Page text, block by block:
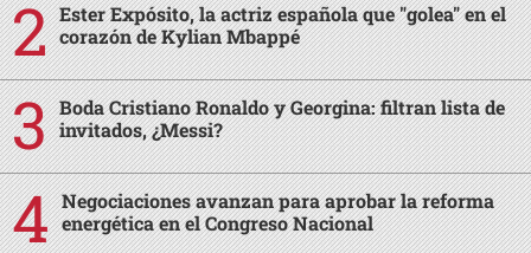
Ester Expósito, la actriz española que "golea" en el
corazón de Kylian Mbappé
Boda Cristiano Ronaldo y Georgina: filtran lista de
invitados, ¿Messi?
Negociaciones avanzan para aprobar la reforma
energética en el Congreso Nacional